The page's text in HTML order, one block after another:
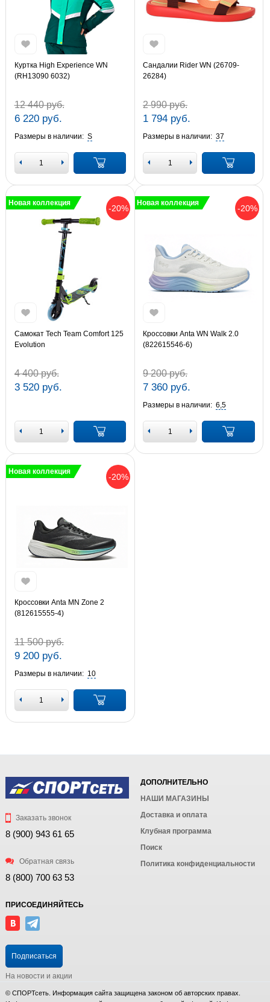
Куртка High Experience WN
(RH13090 6032)
12 440 руб.
6 220 руб.
Размеры в наличии: S
Сандалии Rider WN (26709-
26284)
2 990 руб.
1 794 руб.
Размеры в наличии: 37
-20%
Новая коллекция
Самокат Tech Team Comfort 125
Evolution
4 400 руб.
3 520 руб.
-20%
Новая коллекция
Кроссовки Anta WN Walk 2.0
(822615546-6)
9 200 руб.
7 360 руб.
Размеры в наличии: 6,5
-20%
Новая коллекция
Кроссовки Anta MN Zone 2
(812615555-4)
11 500 руб.
9 200 руб.
Размеры в наличии: 10
Заказать звонок
8 (900) 943 61 65
Обратная связь
8 (800) 700 63 53
ДОПОЛНИТЕЛЬНО
НАШИ МАГАЗИНЫ
Доставка и оплата
Клубная программа
Поиск
Политика конфиденциальности
ПРИСОЕДИНЯЙТЕСЬ
Подписаться
На новости и акции
© СПОРТсеть. Информация сайта защищена законом об авторских правах.